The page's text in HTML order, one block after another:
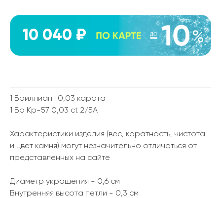
10 040 ₽
1 Бриллиант 0,03 карата
1 Бр Кр-57 0,03 ct 2/5А
Характеристики изделия (вес, каратность, чистота
и цвет камня) могут незначительно отличаться от
представленных на сайте
Диаметр украшения - 0,6 см
Внутренняя высота петли - 0,3 см